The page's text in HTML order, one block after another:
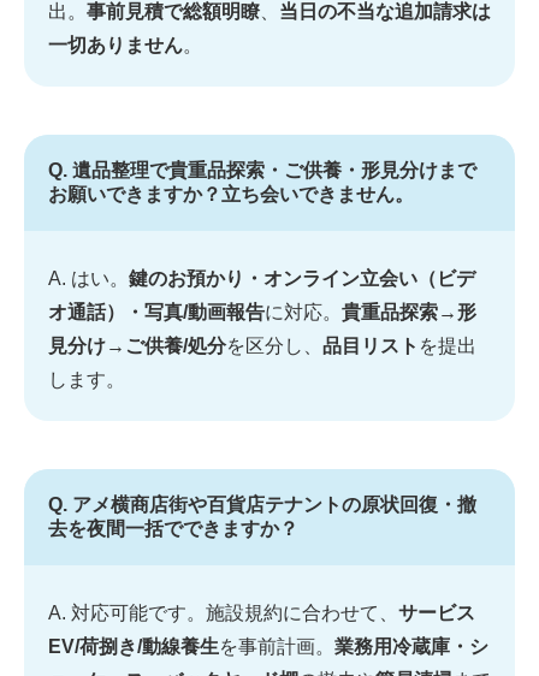
出。 事前見積で総額明瞭
当日の不当な追加請求は
一切ありません。
Q. 遺品整理で貴重品探索・ご供養・形見分けまで
お願いできますか？立ち会いできません。
A. はい。 鍵のお預かり・オンライン立会い（ビデ
オ通話）・写真/動画報告に対応。 貴重品探索→形
見分け→ご供養/処分を区分し、 品目リスト を提出
します。
Q. アメ横商店街や百貨店テナントの原状回復・撤
去を夜間一括でできますか？
A. 対応可能です。施設規約に合わせて、 サービス
EV/荷捌き/動線養生を事前計画。 業務用冷蔵庫・シ